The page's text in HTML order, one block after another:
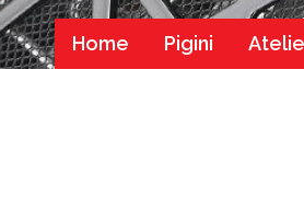
Home Pigini